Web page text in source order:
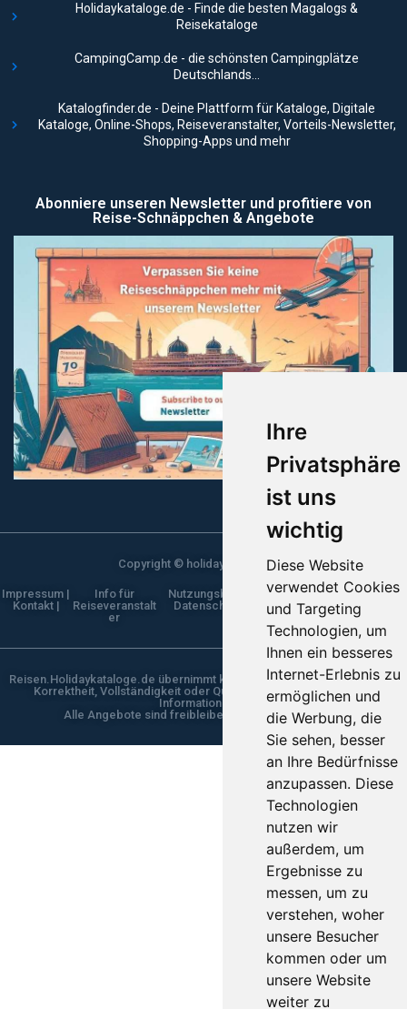
Ihre
Privatsphäre
ist uns
wichtig
Diese Website
verwendet Cookies
und Targeting
Technologien, um
Ihnen ein besseres
Internet-Erlebnis zu
ermöglichen und
die Werbung, die
Sie sehen, besser
an Ihre Bedürfnisse
anzupassen. Diese
Technologien
nutzen wir
außerdem, um
Ergebnisse zu
messen, um zu
verstehen, woher
unsere Besucher
kommen oder um
unsere Website
weiter zu
Holidaykataloge.de - Finde die besten Magalogs &
Reisekataloge
CampingCamp.de - die schönsten Campingplätze
Deutschlands...
Katalogfinder.de - Deine Plattform für Kataloge, Digitale
Kataloge, Online-Shops, Reiseveranstalter, Vorteils-Newsletter,
Shopping-Apps und mehr
Abonniere unseren Newsletter und profitiere von
Reise-Schnäppchen & Angebote
Copyright © holidaykataloge.de
Impressum |
Kontakt |
Info für
Reiseveranstalt
er
Nutzungsbestimmungen |
Datenschutzerklärung |
Reisen.Holidaykataloge.de übernimmt keine Gewähr für die Aktualität,
Korrektheit, Vollständigkeit oder Qualität der bereitgestellten
Informationen.
Alle Angebote sind freibleibend und unverbindlich